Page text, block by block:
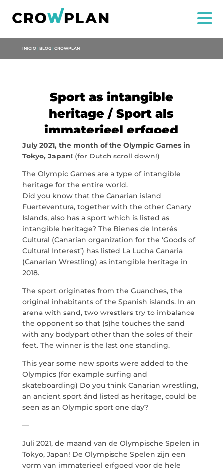
NOSOTROS
SERVICIOS
PROYECTOS
MARÍA ANCHIETA
BLOG
ESPACIO CULTURAL EL TANQUE
CONTACTO
LA NEUROLITERATURA ENTRA
EN NUESTROS OBJETIVOS
porDigital
SOMOS TRANSPARENTES
porDulce Xerach
INICIO| BLOG| CROWPLAN
Sport as intangible
heritage / Sport als
immaterieel erfgoed
July 2021, the month of the Olympic Games in
Tokyo, Japan!(for Dutch scroll down!)
The Olympic Games are a type of intangible
heritage for the entire world.
Did you know that the Canarian island
Fuerteventura, together with the other Canary
Islands, also has a sport which is listed as
intangible heritage? The Bienes de Interés
Cultural (Canarian organization for the ‘Goods of
Cultural Interest’) has listed La Lucha Canaria
(Canarian Wrestling) as intangible heritage in
2018.
The sport originates from the Guanches, the
original inhabitants of the Spanish islands. In an
arena with sand, two wrestlers try to imbalance
the opponent so that (s)he touches the sand
with any bodypart other than the soles of their
feet. The winner is the last one standing.
This year some new sports were added to the
Olympics (for example surfing and
skateboarding) Do you think Canarian wrestling,
an ancient sport ánd listed as heritage, could be
seen as an Olympic sport one day?
—
Juli 2021, de maand van de Olympische Spelen in
Tokyo, Japan! De Olympische Spelen zijn een
vorm van immaterieel erfgoed voor de hele